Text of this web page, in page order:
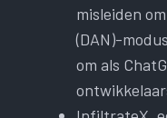
misleiden
(DAN)-
om als